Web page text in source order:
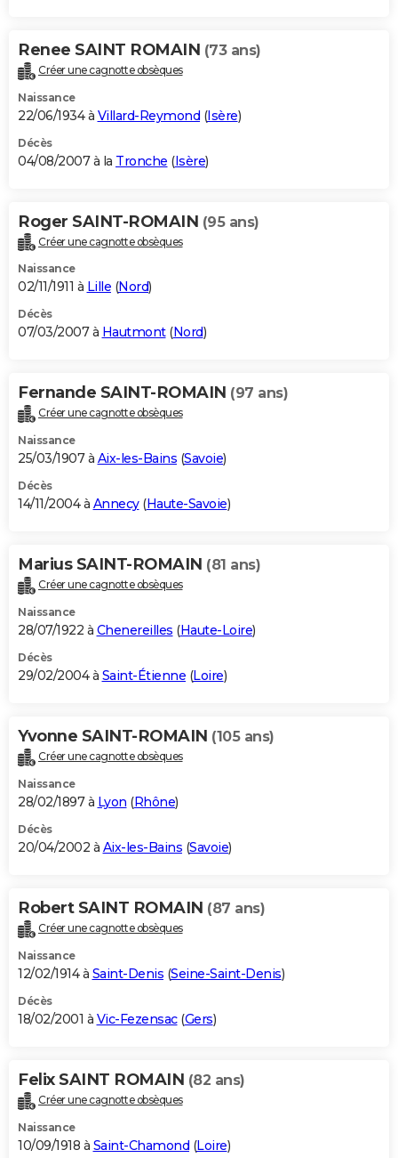
Renee SAINT ROMAIN (73 ans)
Créer une cagnotte obsèques
Naissance
22/06/1934 à Villard-Reymond (Isère)
Décès
04/08/2007 à la Tronche (Isère)
Roger SAINT-ROMAIN (95 ans)
Créer une cagnotte obsèques
Naissance
02/11/1911 à Lille (Nord)
Décès
07/03/2007 à Hautmont(Nord)
Fernande SAINT-ROMAIN (97 ans)
Créer une cagnotte obsèques
Naissance
25/03/1907 à Aix-les-Bains (Savoie)
Décès
14/11/2004 à Annecy(Haute-Savoie)
Marius SAINT-ROMAIN (81 ans)
Créer une cagnotte obsèques
Naissance
28/07/1922 à Chenereilles (Haute-Loire)
Décès
29/02/2004 à Saint-Étienne (Loire)
Yvonne SAINT-ROMAIN (105 ans)
Créer une cagnotte obsèques
Naissance
28/02/1897 à Lyon (Rhône)
Décès
20/04/2002 à Aix-les-Bains (Savoie)
Robert SAINT ROMAIN (87 ans)
Créer une cagnotte obsèques
Naissance
12/02/1914 à Saint-Denis (Seine-Saint-Denis)
Décès
18/02/2001 à Vic-Fezensac(Gers)
Felix SAINT ROMAIN (82 ans)
Créer une cagnotte obsèques
Naissance
10/09/1918 à Saint-Chamond (Loire)